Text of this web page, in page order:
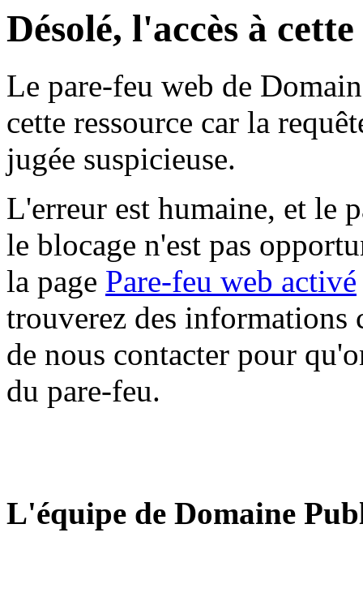
Désolé, l'accès à
Le pare-feu web de
cette ressource car la
jugée suspicieuse.
L'erreur est humaine, et le
le blocage n'est pas
la page Pare-feu web activé
trouverez des informations
de nous contacter pour
du pare-feu.
L'équipe de Domaine